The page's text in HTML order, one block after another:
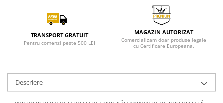
TRANSPORT GRATUIT
Pentru comenzi peste 500 LEI
MAGAZIN AUTORIZAT
Comercializam doar produse legale
cu Certificare Europeana.
Descriere